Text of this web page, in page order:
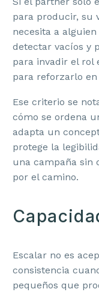
para producir, su
necesita a
detectar vacíos y
para invadir el rol
para reforzarlo
Ese criterio se
cómo se ordena
adapta un
protege la
una campaña sin
por el camino.
Escalar no es
consistencia
pequeños que